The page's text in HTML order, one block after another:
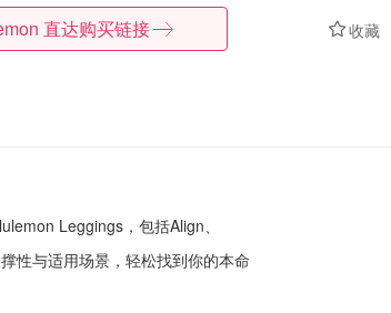
收藏
直达购买链接
Leggings，包括Align、
性与适用场景，轻松找到你的本命